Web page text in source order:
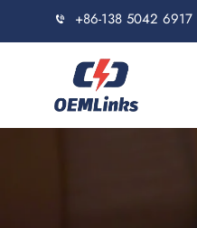
+86-138 5042 6917